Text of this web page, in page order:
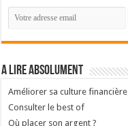
A lire absolument
Améliorer sa culture financière
Consulter le best of
Où placer son argent ?